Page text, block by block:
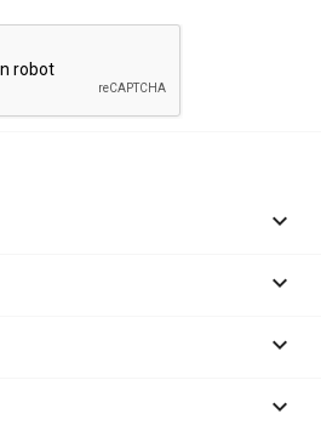



keyboard_arrow_down